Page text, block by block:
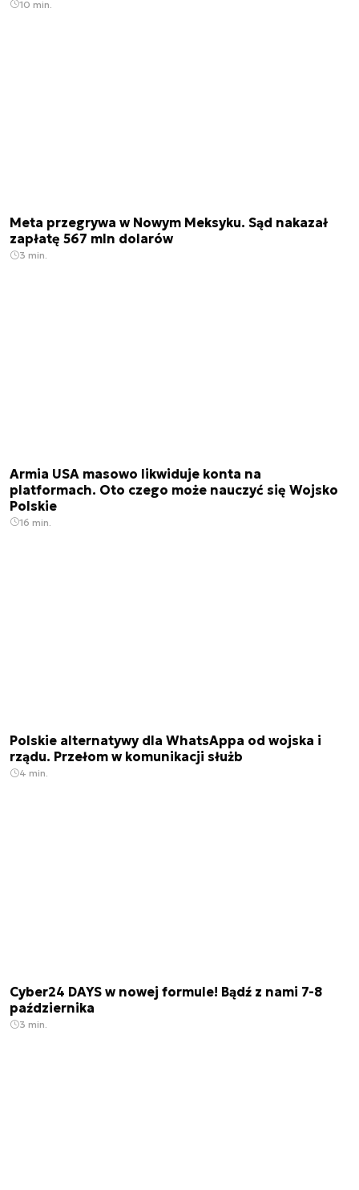
10 min.
Meta przegrywa w Nowym Meksyku. Sąd nakazał
zapłatę 567 mln dolarów
3 min.
Armia USA masowo likwiduje konta na
platformach. Oto czego może nauczyć się Wojsko
Polskie
16 min.
Polskie alternatywy dla WhatsAppa od wojska i
rządu. Przełom w komunikacji służb
4 min.
Cyber24 DAYS w nowej formule! Bądź z nami 7-8
października
3 min.